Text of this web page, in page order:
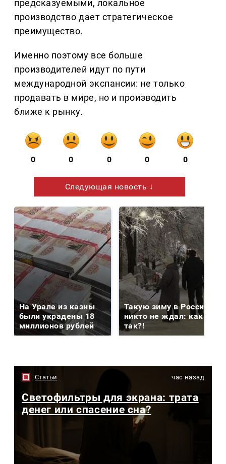
предсказуемыми, локальное
производство дает стратегическое
преимущество.
Именно поэтому все больше
производителей идут по пути
международной экспансии: не только
продавать в мире, но и производить
ближе к рынку.
0 0 0 0 0
Следующая новость ↓
На Урале из казны
были украдены 18
миллионов рублей
Такую зиму в России
никто не ждал: как
так?!
Статьи час назад
Светофильтры для экрана: трата
денег или спасение сна?